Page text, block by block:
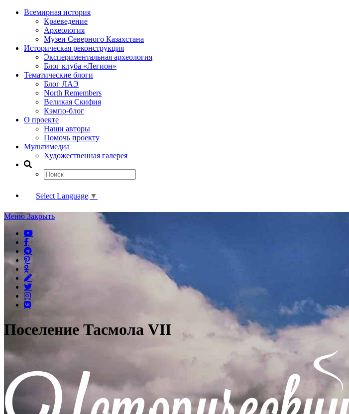
Всемирная история
Краеведение
Археология
Музеи Северного Казахстана
Историческая реконструкция
Экспериментальная археология
Блог клуба «Легион»
Тематические блоги
Блог ЛАЭ
North Remembers
Великая Скифия
Кэмпо-блог
О проекте
Наши авторы
Помочь проекту
Мультимедиа
Художественная галерея
Select Language ▼
Меню Закрыть
Поселение Тасмола VII